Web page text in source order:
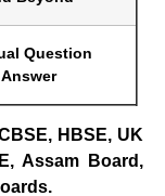
Question
Answer
HBSE, UK
Assam Board,